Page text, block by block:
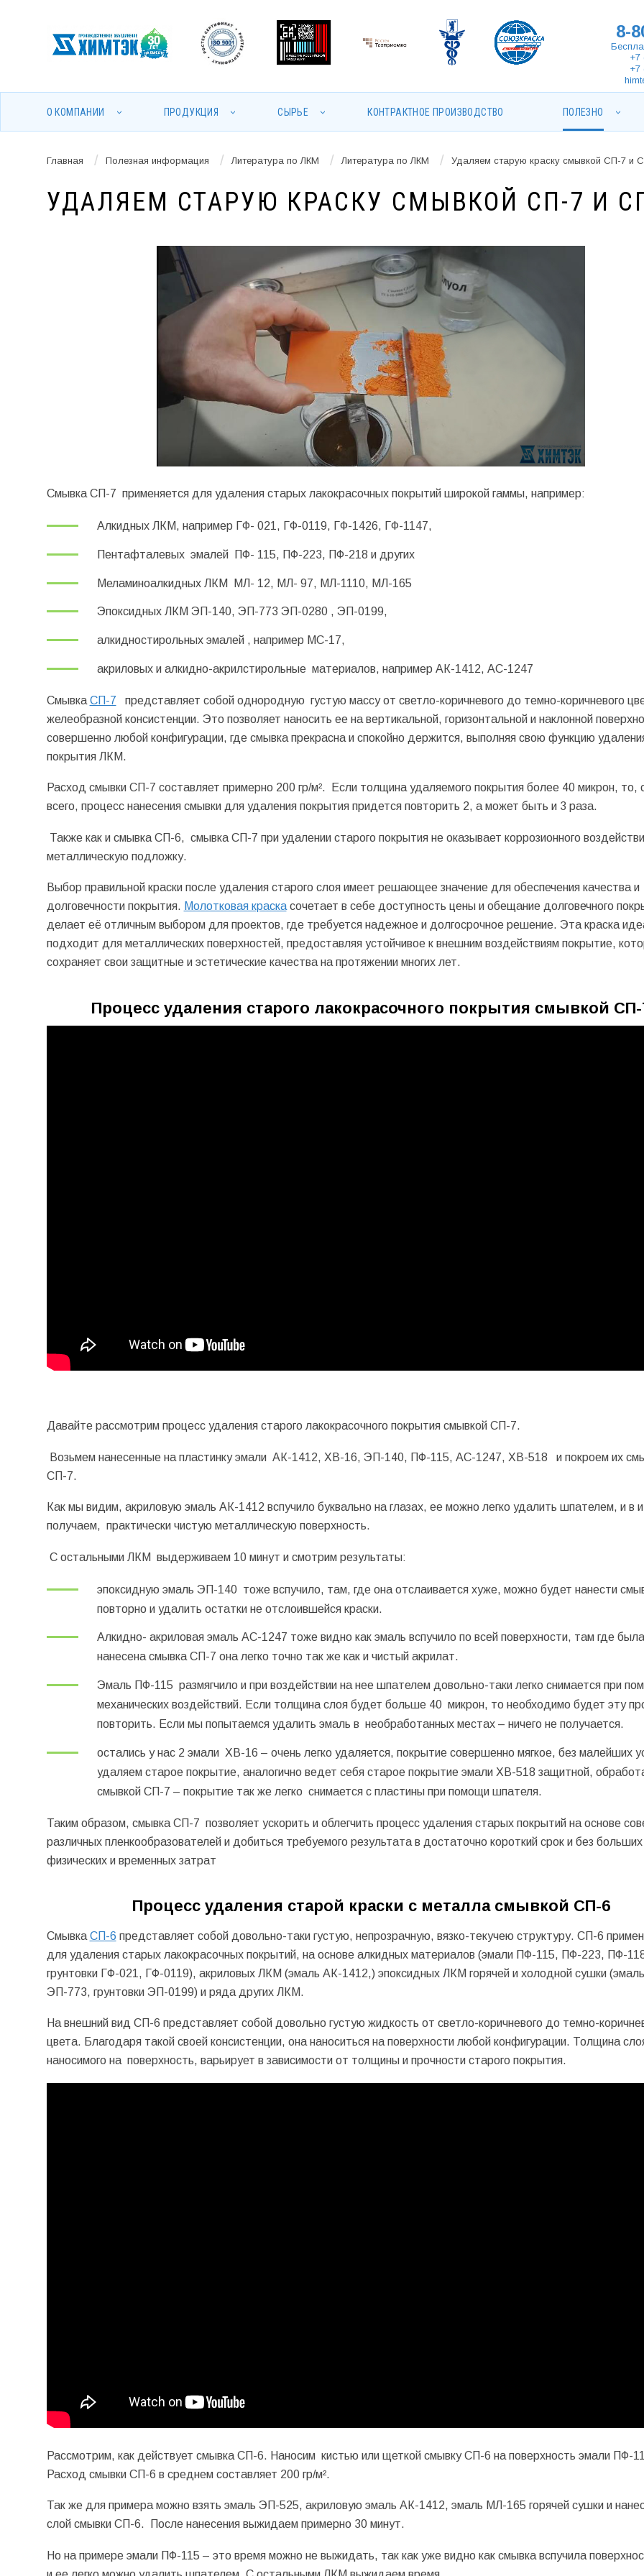
8-
+7
+7
О КОМПАНИИ ПРОДУКЦИЯ СЫРЬЕ КОНТРАКТНОЕ ПРОИЗВОДСТВО ПОЛЕЗНО
Главная / Полезная информация / Литература по ЛКМ / Литература по ЛКМ / Удаляем старую краску смывкой СП-7 и
УДАЛЯЕМ СТАРУЮ КРАСКУ СМЫВКОЙ СП-7 И
Смывка СП-7 применяется для удаления старых лакокрасочных покрытий широкой гаммы, например:
Алкидных ЛКМ, например ГФ- 021 , ГФ-0119, ГФ-1426, ГФ-1147,
Пентафталевых эмалей ПФ- 115, ПФ-223, ПФ-218 и других
Меламиноалкидных ЛКМ МЛ- 12, МЛ- 97, МЛ-1110, МЛ-165
Эпоксидных ЛКМ ЭП-140, ЭП-773 ЭП-0280 , ЭП-0199,
алкидностирольных эмалей , например МС-17,
акриловых и алкидно-акрилстирольные материалов, например АК-1412, АС-1247
Смывка СП-7 представляет собой однородную густую массу от светло-коричневого до темно-коричневого
желеобразной консистенции. Это позволяет наносить ее на вертикальной, горизонтальной и наклонной
совершенно любой конфигурации, где смывка прекрасна и спокойно держится, выполняя свою функцию
покрытия ЛКМ.
Расход смывки СП-7 составляет примерно 200 гр/м². Если толщина удаляемого покрытия более 40 микрон, то,
всего, процесс нанесения смывки для удаления покрытия придется повторить 2, а может быть и 3 раза.
Также как и смывка СП-6, смывка СП-7 при удалении старого покрытия не оказывает коррозионного
металлическую подложку.
Выбор правильной краски после удаления старого слоя имеет решающее значение для обеспечения качества и
долговечности покрытия. Молотковая краскасочетает в себе доступность цены и обещание долговечного
делает её отличным выбором для проектов, где требуется надежное и долгосрочное решение. Эта краска
подходит для металлических поверхностей, предоставляя устойчивое к внешним воздействиям покрытие,
сохраняет свои защитные и эстетические качества на протяжении многих лет.
Процесс удаления старого лакокрасочного покрытия смывкой СП-
Давайте рассмотрим процесс удаления старого лакокрасочного покрытия смывкой СП-7.
Возьмем нанесенные на пластинку эмали АК-1412, ХВ-16, ЭП-140, ПФ-115, АС-1247, ХВ-518 и покроем их
СП-7.
Как мы видим, акриловую эмаль АК-1412 вспучило буквально на глазах, ее можно легко удалить шпателем, и в
получаем, практически чистую металлическую поверхность.
С остальными ЛКМ выдерживаем 10 минут и смотрим результаты:
эпоксидную эмаль ЭП-140 тоже вспучило, там, где она отслаивается хуже, можно будет нанести
повторно и удалить остатки не отслоившейся краски.
Алкидно- акриловая эмаль АС-1247 тоже видно как эмаль вспучило по всей поверхности, там где была
нанесена смывка СП-7 она легко точно так же как и чистый акрилат.
Эмаль ПФ-115 размягчило и при воздействии на нее шпателем довольно-таки легко снимается при
механических воздействий. Если толщина слоя будет больше 40 микрон, то необходимо будет эту
повторить. Если мы попытаемся удалить эмаль в необработанных местах – ничего не получается.
остались у нас 2 эмали ХВ-16 – очень легко удаляется, покрытие совершенно мягкое, без малейших
удаляем старое покрытие, аналогично ведет себя старое покрытие эмали ХВ-518 защитной,
смывкой СП-7 – покрытие так же легко снимается с пластины при помощи шпателя.
Таким образом, смывка СП-7 позволяет ускорить и облегчить процесс удаления старых покрытий на основе
различных пленкообразователей и добиться требуемого результата в достаточно короткий срок и без больших
физических и временных затрат
Процесс удаления старой краски с металла смывкой СП-6
Смывка СП-6 представляет собой довольно-таки густую, непрозрачную, вязко-текучею структуру. СП-6
для удаления старых лакокрасочных покрытий, на основе алкидных материалов (эмали ПФ-115, ПФ-223, ПФ-
грунтовки ГФ-021, ГФ-0119), акриловых ЛКМ (эмаль АК-1412,) эпоксидных ЛКМ горячей и холодной сушки
ЭП-773, грунтовки ЭП-0199) и ряда других ЛКМ.
На внешний вид СП-6 представляет собой довольно густую жидкость от светло-коричневого до темно-
цвета. Благодаря такой своей консистенции, она наноситься на поверхности любой конфигурации. Толщина
наносимого на поверхность, варьирует в зависимости от толщины и прочности старого покрытия.
Рассмотрим, как действует смывка СП-6. Наносим кистью или щеткой смывку СП-6 на поверхность эмали ПФ-
Расход смывки СП-6 в среднем составляет 200 гр/м².
Так же для примера можно взять эмаль ЭП-525, акриловую эмаль АК-1412, эмаль МЛ-165 горячей сушки и
слой смывки СП-6. После нанесения выжидаем примерно 30 минут.
Но на примере эмали ПФ-115 – это время можно не выжидать, так как уже видно как смывка вспучила